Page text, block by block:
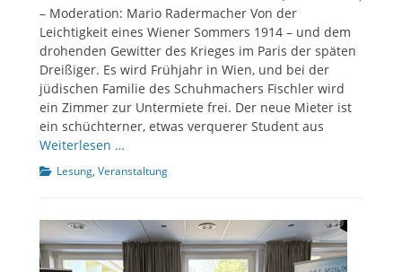
– Moderation: Mario Radermacher Von der
Leichtigkeit eines Wiener Sommers 1914 – und dem
drohenden Gewitter des Krieges im Paris der späten
Dreißiger. Es wird Frühjahr in Wien, und bei der
jüdischen Familie des Schuhmachers Fischler wird
ein Zimmer zur Untermiete frei. Der neue Mieter ist
ein schüchterner, etwas verquerer Student aus
Weiterlesen …
Kategorien
Lesung, Veranstaltung